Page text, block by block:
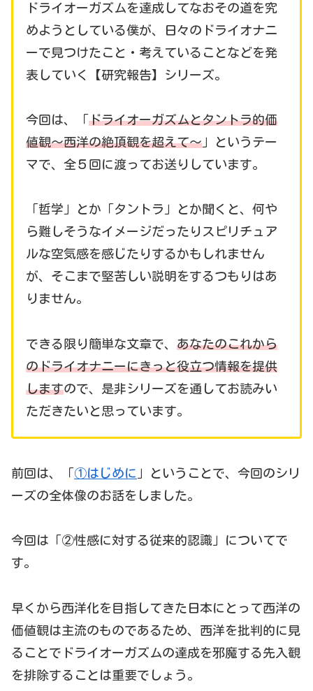
ドライオーガズムを達成してなおその道を究
めようとしている僕が、日々のドライオナニ
ーで見つけたこと・考えていることなどを発
表していく【研究報告】シリーズ。
今回は、「ドライオーガズムとタントラ的価
値観～西洋の絶頂観を超えて～ 」というテー
マで、全５回に渡ってお送りしています。
「哲学」とか「タントラ」とか聞くと、何や
ら難しそうなイメージだったりスピリチュア
ルな空気感を感じたりするかもしれません
が、そこまで堅苦しい説明をするつもりはあ
りません。
できる限り簡単な文章で、 あなたのこれから
のドライオナニーにきっと役立つ情報を提供
しますので、是非シリーズを通してお読みい
ただきたいと思っています。
前回は、「①はじめに 」ということで、今回のシリ
ーズの全体像のお話をしました。
今回は「②性感に対する従来的認識」についてで
す。
早くから西洋化を目指してきた日本にとって西洋の
価値観は主流のものであるため、西洋を批判的に見
ることでドライオーガズムの達成を邪魔する先入観
を排除することは重要でしょう。